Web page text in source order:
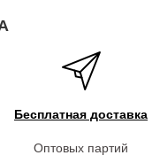
Бесплатная доставка
Оптовых партий